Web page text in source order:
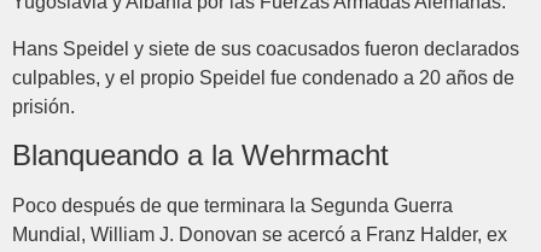
Hans Speidel y siete de sus coacusados fueron declarados
culpables, y el propio Speidel fue condenado a 20 años de
prisión.
Blanqueando a la Wehrmacht
Poco después de que terminara la Segunda Guerra
Mundial, William J. Donovan se acercó a Franz Halder, ex